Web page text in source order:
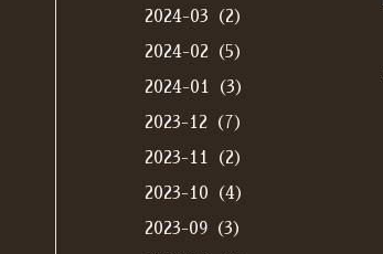
2024-03（2）
2024-02（5）
2024-01（3）
2023-12（7）
2023-11（2）
2023-10（4）
2023-09（3）